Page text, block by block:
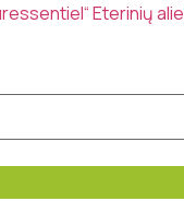
Eterinių